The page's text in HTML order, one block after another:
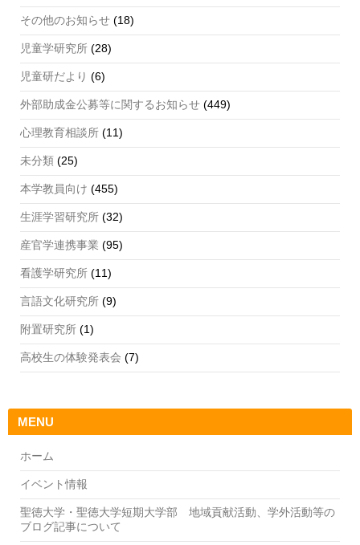
el
その他のお知らせ (18)
児童学研究所 (28)
児童研だより (6)
外部助成金公募等に関するお知らせ (449)
心理教育相談所 (11)
未分類 (25)
本学教員向け (455)
生涯学習研究所 (32)
産官学連携事業 (95)
看護学研究所 (11)
言語文化研究所 (9)
附置研究所 (1)
高校生の体験発表会 (7)
MENU
ホーム
イベント情報
聖徳大学・聖徳大学短期大学部 地域貢献活動、学外活動等の
ブログ記事について